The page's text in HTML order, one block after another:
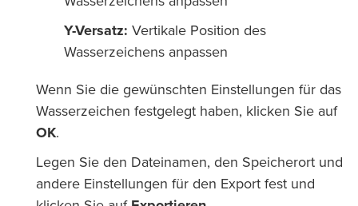
Y-Versatz: Vertikale Position des
Wasserzeichens anpassen
Wenn Sie die gewünschten Einstellungen für das
Wasserzeichen festgelegt haben, klicken Sie auf
OK.
Legen Sie den Dateinamen, den Speicherort und
andere Einstellungen für den Export fest und